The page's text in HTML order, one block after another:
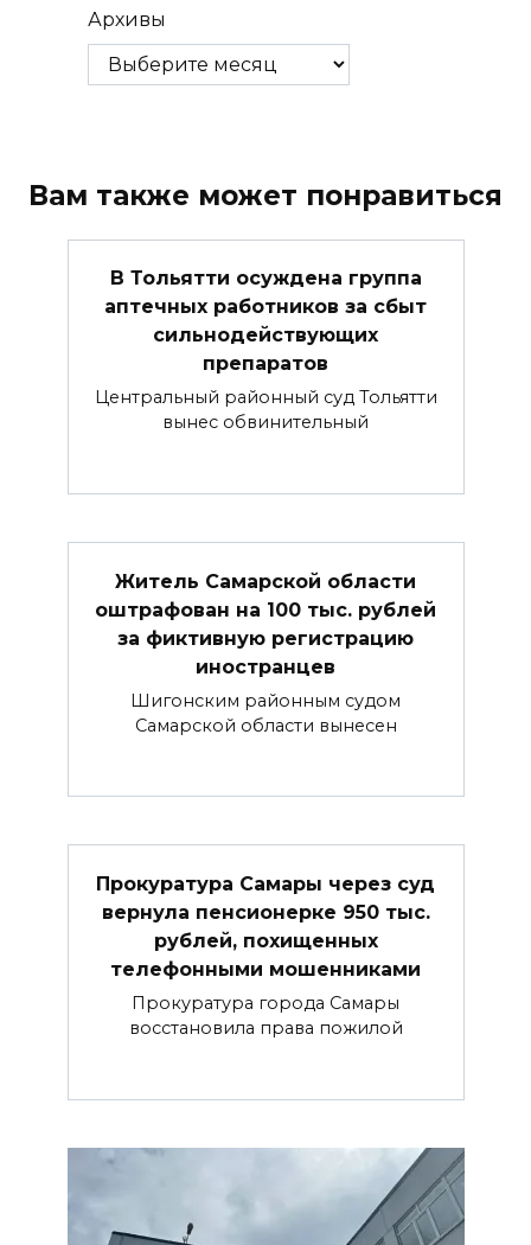
Архивы
Вам также может понравиться
В Тольятти осуждена группа
аптечных работников за сбыт
сильнодействующих
препаратов
Центральный районный суд Тольятти
вынес обвинительный
Житель Самарской области
оштрафован на 100 тыс. рублей
за фиктивную регистрацию
иностранцев
Шигонским районным судом
Самарской области вынесен
Прокуратура Самары через суд
вернула пенсионерке 950 тыс.
рублей, похищенных
телефонными мошенниками
Прокуратура города Самары
восстановила права пожилой